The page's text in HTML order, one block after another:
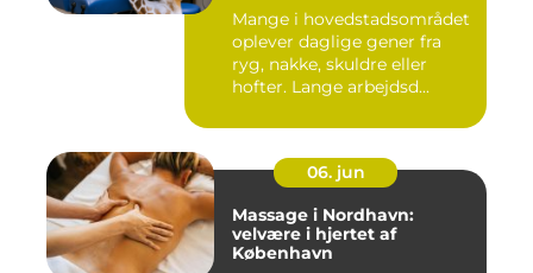
Mange i hovedstadsområdet
oplever daglige gener fra
ryg, nakke, skuldre eller
hofter. Lange arbejdsd...
06. jun
Massage i Nordhavn:
velvære i hjertet af
København